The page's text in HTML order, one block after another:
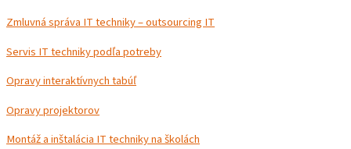
Zmluvná správa IT techniky – outsourcing IT
Servis IT techniky podľa potreby
Opravy interaktívnych tabúľ
Opravy projektorov
Montáž a inštalácia IT techniky na školách